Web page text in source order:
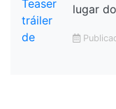
lugar